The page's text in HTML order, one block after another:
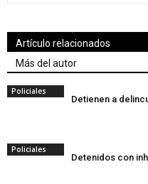
Artículo relacionados
Más del autor
Policiales
Detienen a
Policiales
Detenidos con